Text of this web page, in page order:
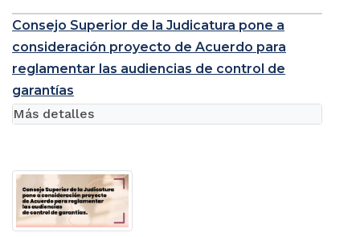
Consejo Superior de la Judicatura pone a
consideración proyecto de Acuerdo para
reglamentar las audiencias de control de
garantías
Más detalles